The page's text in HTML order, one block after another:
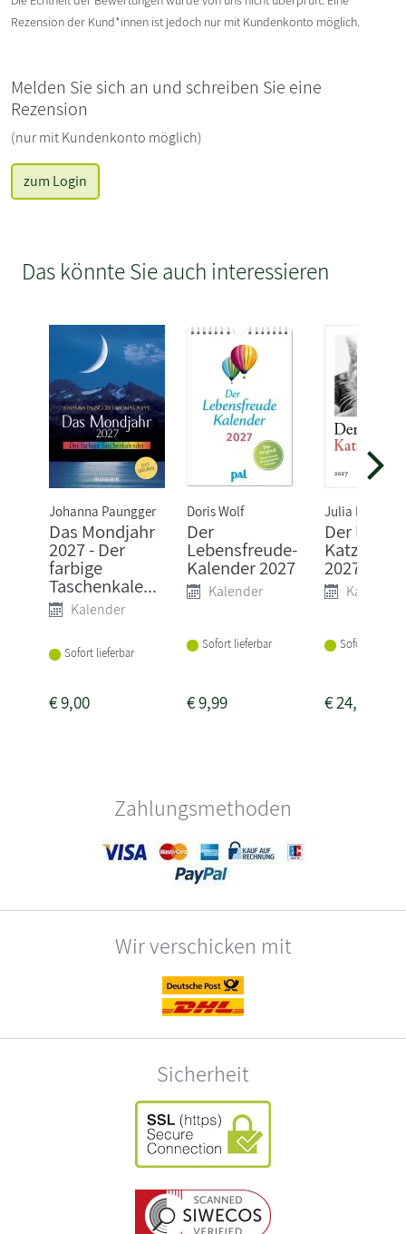
Rezension der Kund*innen ist jedoch nur mit Kundenkonto möglich.
Melden Sie sich an und schreiben Sie eine
Rezension
(nur mit Kundenkonto möglich)
zum Login
Das könnte Sie auch interessieren
Johanna Paungger
Das Mondjahr
2027 - Der
farbige
Taschenkale...
Kalender
Sofort lieferbar
€9,00
Doris Wolf
Der
Lebensfreude-
Kalender 2027
Kalender
Sofort lieferbar
€9,99
Julia
Der
2027
Kalender
Sofort
€24,95
Zahlungsmethoden
Wir verschicken mit
Sicherheit